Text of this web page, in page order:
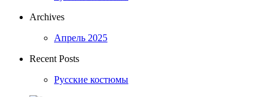
Archives
Апрель 2025
Recent Posts
Русские костюмы